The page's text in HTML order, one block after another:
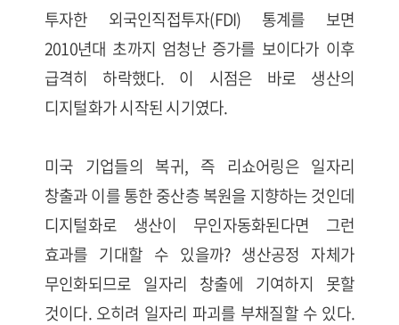
투자한 외국인직접투자(FDI) 통계를 보면
2010년대 초까지 엄청난 증가를 보이다가 이후
급격히 하락했다. 이 시점은 바로 생산의
디지털화가 시작된 시기였다.
미국 기업들의 복귀, 즉 리쇼어링은 일자리
창출과 이를 통한 중산층 복원을 지향하는 것인데
디지털화로 생산이 무인자동화된다면 그런
효과를 기대할 수 있을까? 생산공정 자체가
무인화되므로 일자리 창출에 기여하지 못할
것이다. 오히려 일자리 파괴를 부채질할 수 있다.